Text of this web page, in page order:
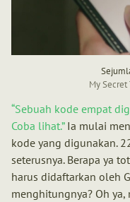
My
Sebuah kode empat
Coba lihat. Ia mulai
kode yang digunakan.
seterusnya. Berapa ya
harus didaftarkan oleh
menghitungnya? Oh